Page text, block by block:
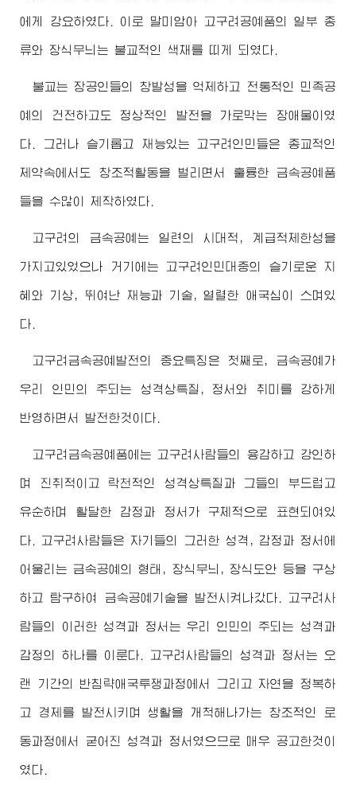
에게 강요하였다. 이로 말미암아 고구려공예품의 일부 종
류와 장식무늬는 불교적인 색채를 띠게 되였다.
불교는 장공인들의 창발성을 억제하고 전통적인 민족공
예의 건전하고도 정상적인 발전을 가로막는 장애물이였
다. 그러나 슬기롭고 재능있는 고구려인민들은 종교적인
제약속에서도 창조적활동을 벌리면서 훌륭한 금속공예품
들을 수많이 제작하였다.
고구려의 금속공예는 일련의 시대적, 계급적제한성을
가지고있었으나 거기에는 고구려인민대중의 슬기로운 지
혜와 기상, 뛰여난 재능과 기술, 열렬한 애국심이 스며있
다.
고구려금속공예발전의 중요특징은 첫째로, 금속공예가
우리 인민의 주되는 성격상특질, 정서와 취미를 강하게
반영하면서 발전한것이다.
고구려금속공예품에는 고구려사람들의 용감하고 강인하
며 진취적이고 락천적인 성격상특질과 그들의 부드럽고
유순하며 활달한 감정과 정서가 구체적으로 표현되여있
다. 고구려사람들은 자기들의 그러한 성격, 감정과 정서에
어울리는 금속공예의 형태, 장식무늬, 장식도안 등을 구상
하고 탐구하여 금속공예기술을 발전시켜나갔다. 고구려사
람들의 이러한 성격과 정서는 우리 인민의 주되는 성격과
감정의 하나를 이룬다. 고구려사람들의 성격과 정서는 오
랜 기간의 반침략애국투쟁과정에서 그리고 자연을 정복하
고 경제를 발전시키며 생활을 개척해나가는 창조적인 로
동과정에서 굳어진 성격과 정서였으므로 매우 공고한것이
였다.